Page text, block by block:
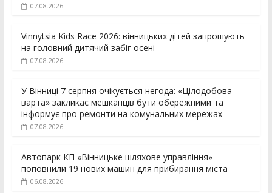
07.08.2026
Vinnytsia Kids Race 2026: вінницьких дітей запрошують
на головний дитячий забіг осені
07.08.2026
У Вінниці 7 серпня очікується негода: «Цілодобова
варта» закликає мешканців бути обережними та
інформує про ремонти на комунальних мережах
07.08.2026
Автопарк КП «Вінницьке шляхове управління»
поповнили 19 нових машин для прибирання міста
06.08.2026